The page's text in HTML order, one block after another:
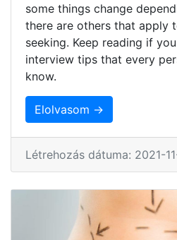
some things change
there are others that apply
seeking. Keep reading if
interview tips that every
know.
Elolvasom →
Létrehozás dátuma: 2021-